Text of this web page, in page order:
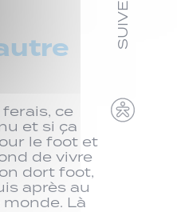
ce
et si ça
le foot et
de vivre
dort foot,
après au
Là